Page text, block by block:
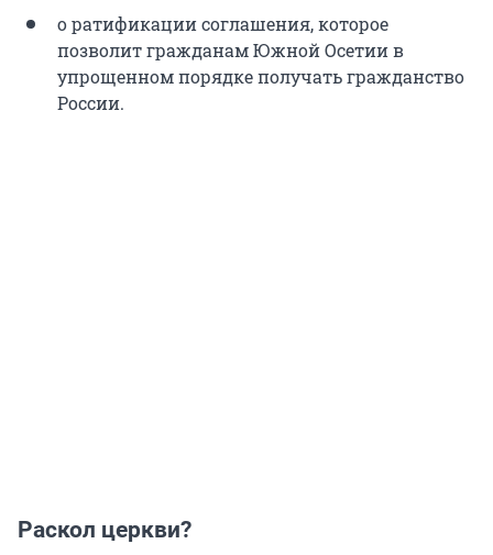
о ратификации соглашения, которое
позволит гражданам Южной Осетии в
упрощенном порядке получать гражданство
России.
Раскол церкви?